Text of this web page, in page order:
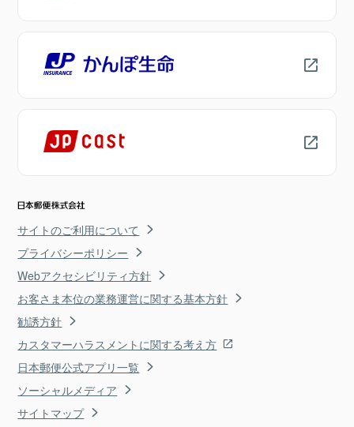
サイトのご利用について
プライバシーポリシー
Webアクセシビリティ方針
お客さま本位の業務運営に関する基本方針
勧誘方針
カスタマーハラスメントに関する考え方
日本郵便公式アプリ一覧
ソーシャルメディア
サイトマップ